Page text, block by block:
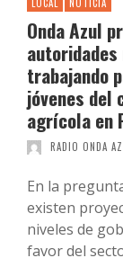
LOCAL NOTICIA
Onda Azul
trabajando
jóvenes del
agrícola en
RADIO ONDA
En la
existen
niveles de
favor del